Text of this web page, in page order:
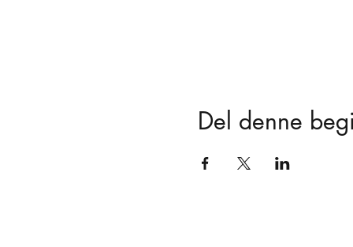
Del denne